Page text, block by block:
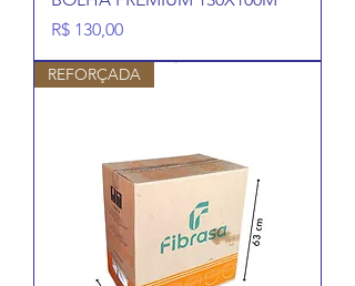
Preço
R$ 130,00
REFORÇADA